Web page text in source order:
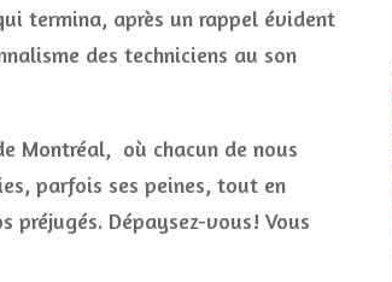
termina, après un rappel évident
des techniciens au son
Montréal, où chacun de nous
parfois ses peines, tout en
préjugés. Dépaysez-vous! Vous